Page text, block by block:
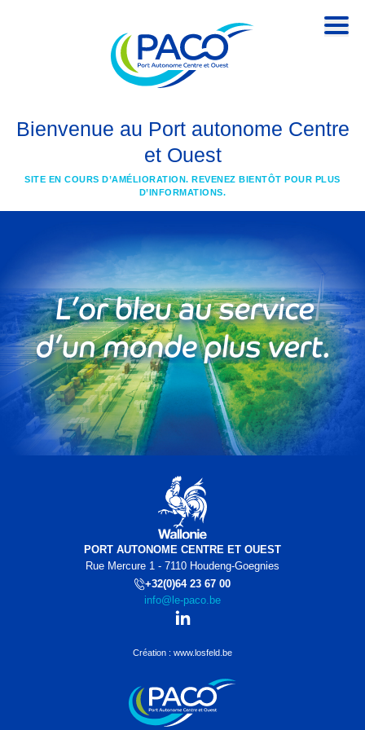
Bienvenue au Port autonome Centre
et Ouest
SITE EN COURS D’AMÉLIORATION. REVENEZ BIENTÔT POUR PLUS
D’INFORMATIONS.
PORT AUTONOME CENTRE ET OUEST
Rue Mercure 1 - 7110 Houdeng-Goegnies
+32(0)64 23 67 00
info@le-paco.be
Création : www.losfeld.be